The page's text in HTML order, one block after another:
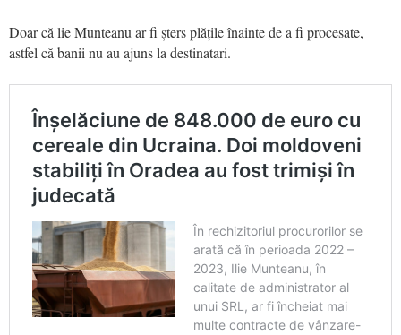
Doar că lie Munteanu ar fi șters plățile înainte de a fi procesate,
astfel că banii nu au ajuns la destinatari.